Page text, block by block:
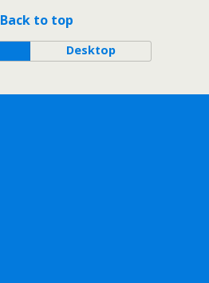
Back to top
Desktop